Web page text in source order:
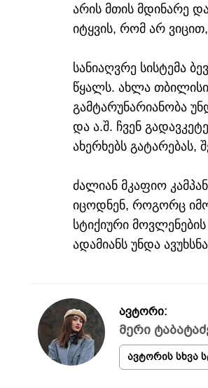
არის მთის მდინარე
იტყვის, რომ არ
სანიაღვრე სისტემა
წყალს. ახლა
გამტარუნარიანობა
და ა.შ. ჩვენ
ახერხებს გატარებას,
ძალიან მკაფიო
იცოდნენ, როგორც
სტიქიური
ადამიანს უნდა
ავტორი:
მერი
ავტორის სხვა